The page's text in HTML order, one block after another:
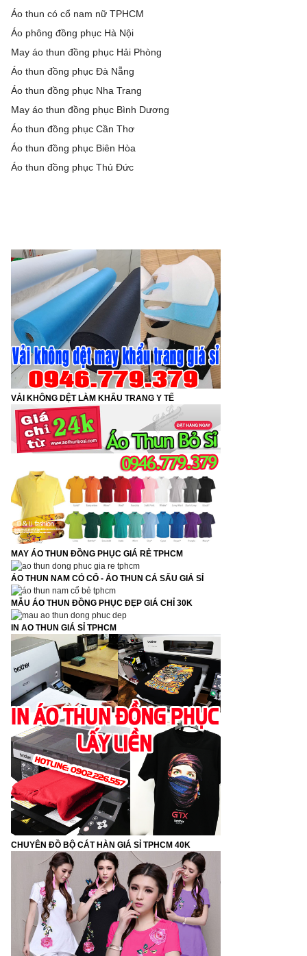
Áo thun có cổ nam nữ TPHCM
Áo phông đồng phục Hà Nội
May áo thun đồng phục Hải Phòng
Áo thun đồng phục Đà Nẵng
Áo thun đồng phục Nha Trang
May áo thun đồng phục Bình Dương
Áo thun đồng phục Cần Thơ
Áo thun đồng phục Biên Hòa
Áo thun đồng phục Thủ Đức
VẢI KHÔNG DỆT LÀM KHẨU TRANG Y TẾ
MAY ÁO THUN ĐỒNG PHỤC GIÁ RẺ TPHCM
ÁO THUN NAM CÓ CỔ - ÁO THUN CÁ SẤU GIÁ SỈ
MẪU ÁO THUN ĐỒNG PHỤC ĐẸP GIÁ CHỈ 30K
IN AO THUN GIÁ SỈ TPHCM
CHUYÊN ĐỒ BỘ CÁT HÀN GIÁ SỈ TPHCM 40K